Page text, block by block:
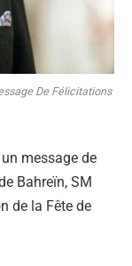
De Félicitations
message de
Bahreïn, SM
de la Fête de